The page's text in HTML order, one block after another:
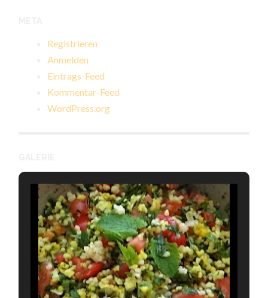
Registrieren
Anmelden
Eintrags-Feed
Kommentar-Feed
WordPress.org